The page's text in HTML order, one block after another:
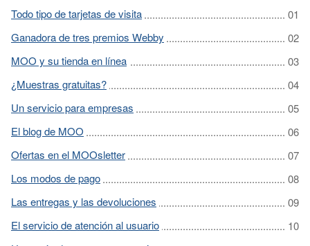
Todo tipo de tarjetas de visita
Ganadora de tres premios Webby
MOO y su tienda en línea
¿Muestras gratuitas?
Un servicio para empresas
El blog de MOO
Ofertas en el MOOsletter
Los modos de pago
Las entregas y las devoluciones
El servicio de atención al usuario